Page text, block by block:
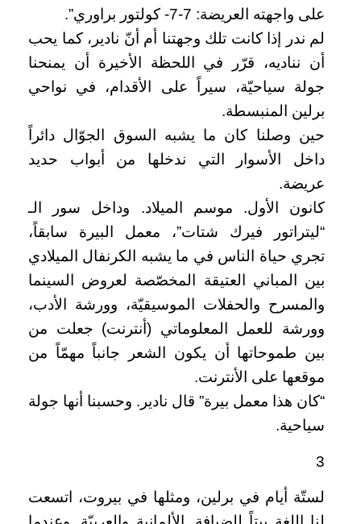
على واجهته العريضة: 7-7- كولتور براوري”.
لم ندر إذا كانت تلك وجهتنا أم أنّ نادير، كما يحب
أن نناديه، قرّر في اللحظة الأخيرة أن يمنحنا
جولة سياحيّة، سيراً على الأقدام، في نواحي
برلين المنبسطة.
حين وصلنا كان ما يشبه السوق الجوّال دائراً
داخل الأسوار التي ندخلها من أبواب حديد
عريضة.
كانون الأول. موسم الميلاد. وداخل سور الـ
“ليتراتور فيرك شتات”، معمل البيرة سابقاً،
تجري حياة الناس في ما يشبه الكرنفال الميلادي
بين المباني العتيقة المخصّصة لعروض السينما
والمسرح والحفلات الموسيقيّة، وورشة الأدب،
وورشة للعمل المعلوماتي (أنترنت) جعلت من
بين طموحاتها أن يكون الشعر جانباً مهمّاً من
موقعها على الأنترنت.
“كان هذا معمل بيرة” قال نادير. وحسبنا أنها جولة
سياحية.
3
لستّة أيام في برلين، ومثلها في بيروت، اتسعت